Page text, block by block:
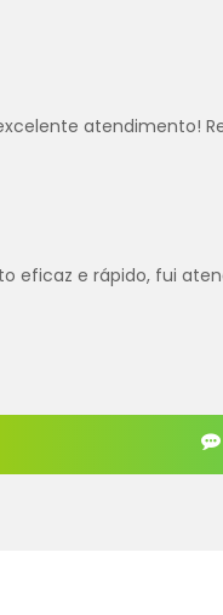
atendimento!
eficaz e rápido, fui